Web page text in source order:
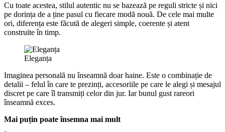
Cu toate acestea, stilul autentic nu se bazează pe reguli stricte și nici
pe dorința de a ține pasul cu fiecare modă nouă. De cele mai multe
ori, diferența este făcută de alegeri simple, coerente și atent
construite în timp.
Eleganța
Imaginea personală nu înseamnă doar haine. Este o combinație de
detalii – felul în care te prezinți, accesoriile pe care le alegi și mesajul
discret pe care îl transmiți celor din jur. Iar bunul gust rareori
înseamnă exces.
Mai puțin poate însemna mai mult